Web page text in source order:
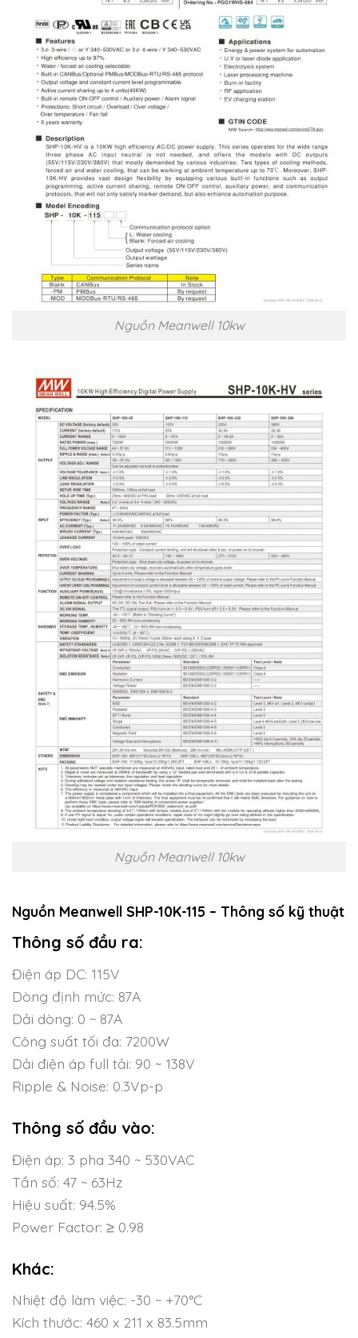
Nguồn Meanwell 10kw
Nguồn Meanwell 10kw
Nguồn Meanwell SHP-10K-115 – Thông số kỹ thuật
Thông số đầu ra:
Điện áp DC: 115V
Dòng định mức: 87A
Dải dòng: 0 ~ 87A
Công suất tối đa: 7200W
Dải điện áp full tải: 90 ~ 138V
Ripple & Noise: 0.3Vp-p
Thông số đầu vào:
Điện áp: 3 pha 340 ~ 530VAC
Tần số: 47 ~ 63Hz
Hiệu suất: 94.5%
Power Factor: ≥ 0.98
Khác:
Nhiệt độ làm việc: -30 ~ +70°C
Kích thước: 460 x 211 x 83.5mm